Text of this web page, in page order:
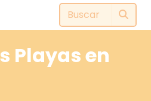
Playas en